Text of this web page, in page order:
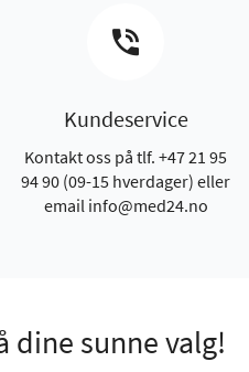
Kundeservice
Kontakt oss på tlf. +47 21 95
94 90 (09-15 hverdager) eller
email info@med24.no
dine sunne valg!